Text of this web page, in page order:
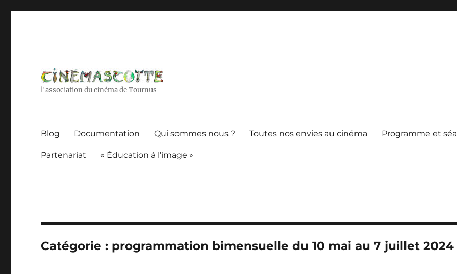
l'association du cinéma de Tournus
Blog Documentation Qui sommes nous ? Toutes nos envies au cinéma Programme et
Partenariat « Éducation à l’image »
Catégorie : programmation bimensuelle du 10 mai au 7 juillet 2024